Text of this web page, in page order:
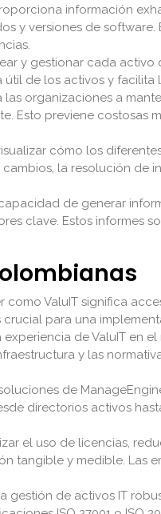
información
y versiones de
y gestionar cada
de los activos y
las organizaciones a
Esto previene costosas
cómo los
la resolución
de generar
clave. Estos informes
como ValuIT significa
para una
experiencia de ValuIT en
y las
de
directorios activos
el uso de licencias,
tangible y medible.
gestión de activos IT